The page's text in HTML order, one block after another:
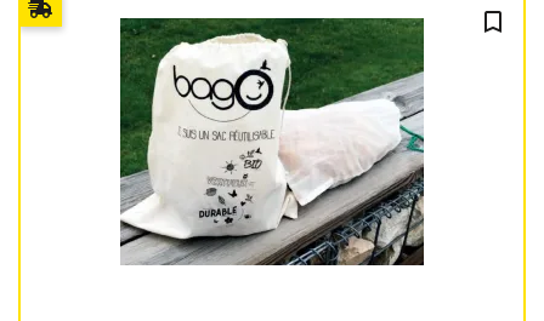
bookmark_outline